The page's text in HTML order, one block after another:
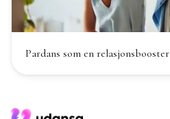
Pardans som en relasjonsbooster